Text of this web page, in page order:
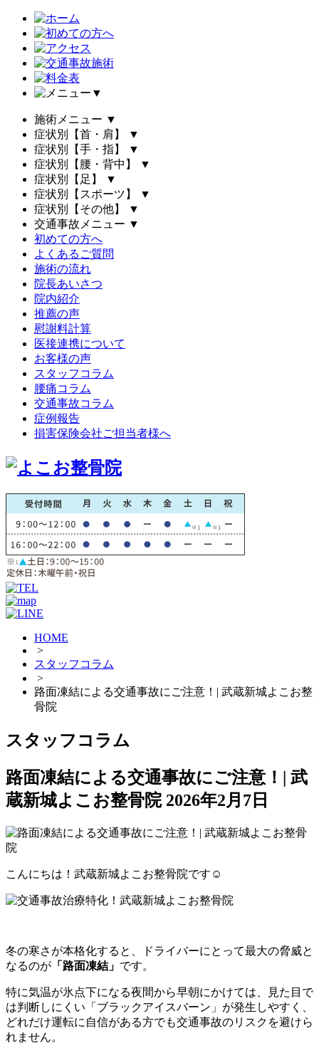
▼
施術メニュー ▼
症状別【首・肩】
▼
症状別【手・指】
▼
症状別【腰・背中】
▼
症状別【足】
▼
症状別【スポーツ】
▼
症状別【その他】
▼
交通事故メニュー ▼
初めての方へ
よくあるご質問
施術の流れ
院長あいさつ
院内紹介
推薦の声
慰謝料計算
医接連携について
お客様の声
スタッフコラム
腰痛コラム
交通事故コラム
症例報告
損害保険会社ご担当者様へ
HOME
>
スタッフコラム
>
路面凍結による交通事故にご注意！| 武蔵新城よこお整
骨院
スタッフコラム
路面凍結による交通事故にご注意！| 武
蔵新城よこお整骨院 2026年2月7日
こんにちは！武蔵新城よこお整骨院です☺️
冬の寒さが本格化すると、ドライバーにとって最大の脅威と
なるのが 「路面凍結」 です。
特に気温が氷点下になる夜間から早朝にかけては、見た目で
は判断しにくい「ブラックアイスバーン」が発生しやすく、
どれだけ運転に自信がある方でも交通事故のリスクを避けら
れません。